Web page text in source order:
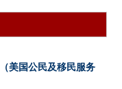
美国公民及移民服务